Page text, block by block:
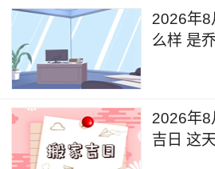
2026年8
么样 是
2026年8
吉日 这